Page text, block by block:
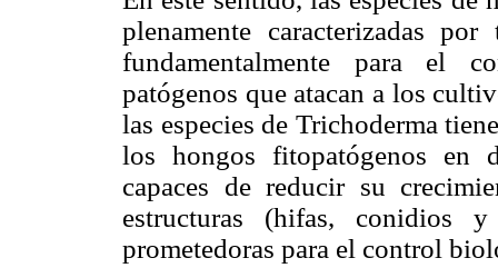
plenamente caracterizadas
fundamentalmente para el
patógenos que atacan a los
las especies de Trichoderma
los hongos fitopatógenos en
capaces de reducir su
estructuras (hifas, conidios
prometedoras para el control